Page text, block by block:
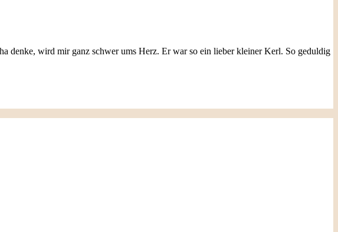
denke, wird mir ganz schwer ums Herz. Er war so ein lieber kleiner Kerl. So geduldig